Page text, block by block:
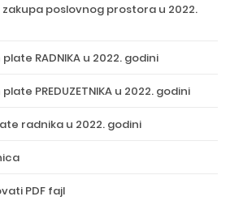
poslovnog prostora u 2022.
RADNIKA u 2022. godini
PREDUZETNIKA u 2022. godini
radnika u 2022. godini
PDF fajl